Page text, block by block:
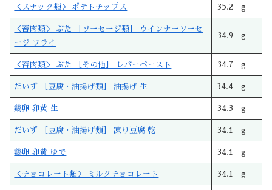
＜スナック類＞ ポテトチップス 35.2 g
＜畜肉類＞ ぶた ［ソーセージ類］ ウインナーソーセ
ージ フライ
34.9 g
＜畜肉類＞ ぶた ［その他］ レバーペースト 34.7 g
だいず ［豆腐・油揚げ類］ 油揚げ 生 34.4 g
鶏卵 卵黄 生 34.3 g
だいず ［豆腐・油揚げ類］ 凍り豆腐 乾 34.1 g
鶏卵 卵黄 ゆで 34.1 g
＜チョコレート類＞ ミルクチョコレート 34.1 g